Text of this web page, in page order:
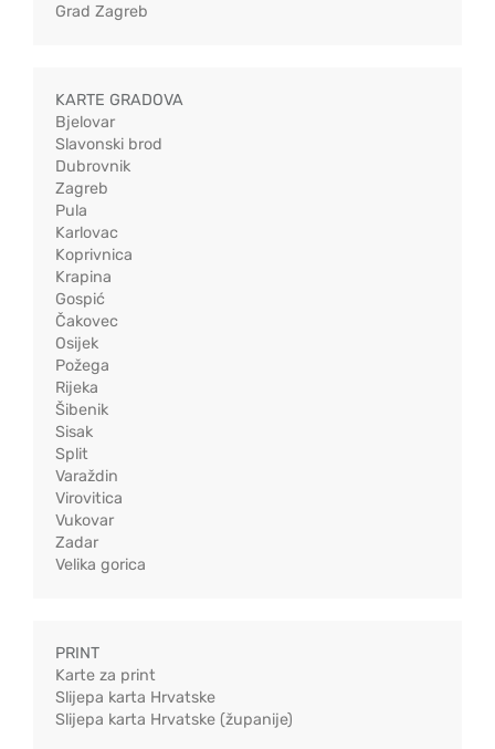
Grad Zagreb
KARTE GRADOVA
Bjelovar
Slavonski brod
Dubrovnik
Zagreb
Pula
Karlovac
Koprivnica
Krapina
Gospić
Čakovec
Osijek
Požega
Rijeka
Šibenik
Sisak
Split
Varaždin
Virovitica
Vukovar
Zadar
Velika gorica
PRINT
Karte za print
Slijepa karta Hrvatske
Slijepa karta Hrvatske (županije)